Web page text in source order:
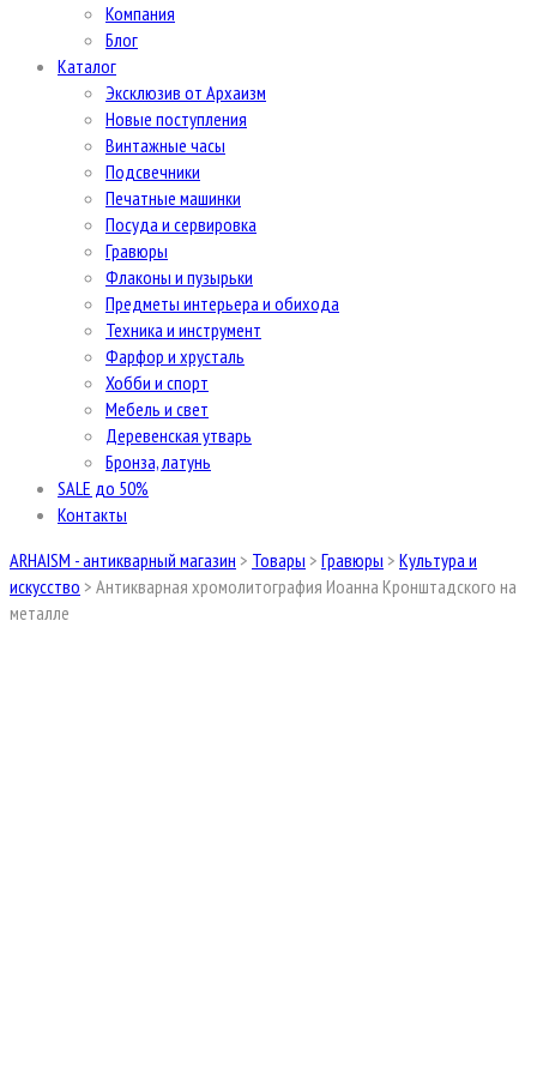
Компания
Блог
Каталог
Эксклюзив от Архаизм
Новые поступления
Винтажные часы
Подсвечники
Печатные машинки
Посуда и сервировка
Гравюры
Флаконы и пузырьки
Предметы интерьера и обихода
Техника и инструмент
Фарфор и хрусталь
Хобби и спорт
Мебель и свет
Деревенская утварь
Бронза, латунь
SALE до 50%
Контакты
ARHAISM - антикварный магазин > Товары > Гравюры > Культура и
искусство > Антикварная хромолитография Иоанна Кронштадского на
металле